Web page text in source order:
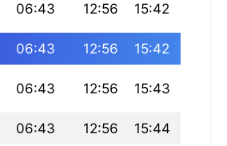
06:43 12:56 15:42
06:43 12:56 15:42
06:43 12:56 15:43
06:43 12:56 15:44